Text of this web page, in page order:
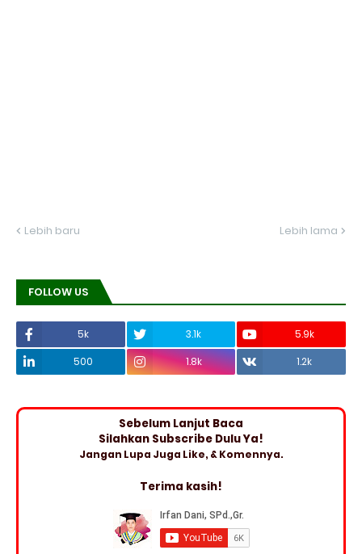
Lebih baru Lebih lama
FOLLOW US
5k 3.1k
5.9k
500
1.8k 1.2k
Sebelum Lanjut Baca
Silahkan Subscribe Dulu Ya!
Jangan Lupa Juga Like, & Komennya.
Terima kasih!